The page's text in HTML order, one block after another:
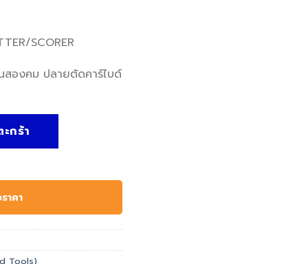
SCORER
องคม ปลายตัดคาร์ไบด์
กร้า
าคา
Tools)